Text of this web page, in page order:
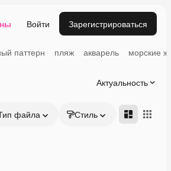
Войти Зарегистрироваться
паттерн пляж акварель морские
Актуальность
файла Стиль Адвансд